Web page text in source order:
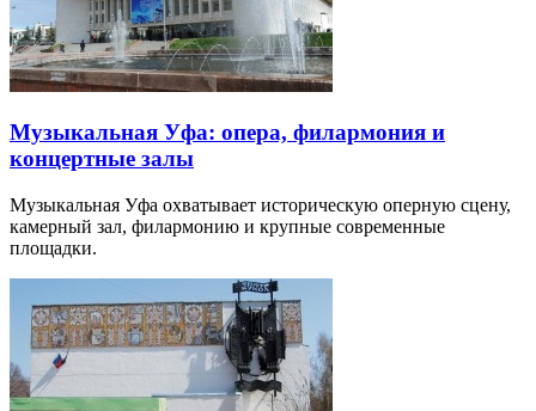
Музыкальная Уфа: опера, филармония и
концертные залы
Музыкальная Уфа охватывает историческую оперную сцену,
камерный зал, филармонию и крупные современные
площадки.